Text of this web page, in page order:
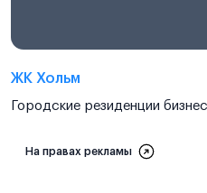
ЖК Хольм
Городские резиденции
На правах рекламы